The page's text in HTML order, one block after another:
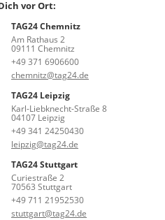
vor Ort:
TAG24 Chemnitz
Am Rathaus 2
09111 Chemnitz
+49 371 6906600
chemnitz@tag24.de
TAG24 Leipzig
Karl-Liebknecht-Straße 8
04107 Leipzig
+49 341 24250430
leipzig@tag24.de
TAG24 Stuttgart
Curiestraße 2
70563 Stuttgart
+49 711 21952530
stuttgart@tag24.de